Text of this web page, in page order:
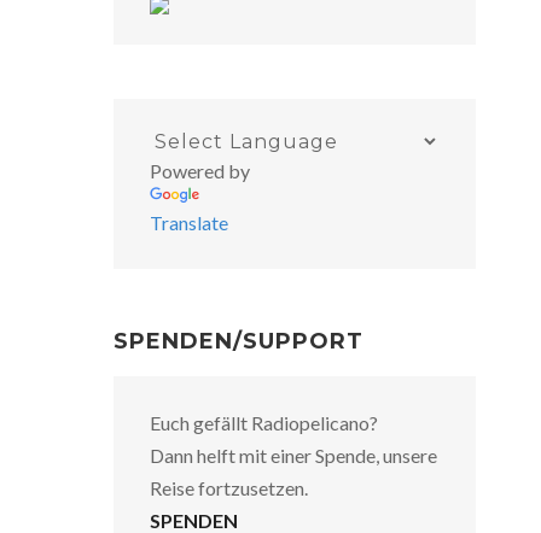
Powered by
Translate
SPENDEN/SUPPORT
Euch gefällt Radiopelicano?
Dann helft mit einer Spende, unsere
Reise fortzusetzen.
SPENDEN